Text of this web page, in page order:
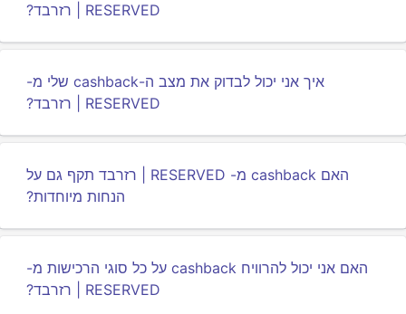
RESERVED | רזרבד?
איך אני יכול לבדוק את מצב ה-cashback שלי מ-
RESERVED | רזרבד?
האם cashback מ- RESERVED | רזרבד תקף גם על
הנחות מיוחדות?
האם אני יכול להרוויח cashback על כל סוגי הרכישות מ-
RESERVED | רזרבד?